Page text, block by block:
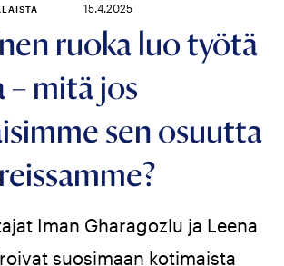
ruoka luo työtä
– mitä jos
sen osuutta
15.4.2025
Iman Gharagozlu ja Leena
suosimaan kotimaista